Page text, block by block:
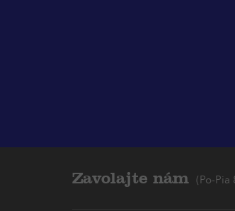
Zavolajte nám (Po-Pia